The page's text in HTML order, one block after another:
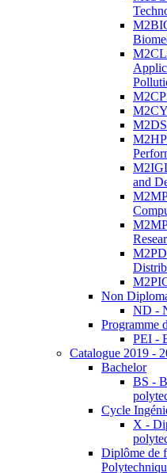
and
Non
ND -
Programme
PEI -
Catalogue 2019 -
Bachelor
BS -
Cycle
X -
Diplôme de